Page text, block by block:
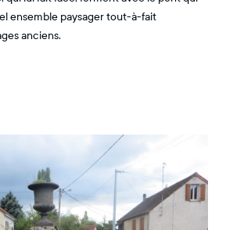
ensemble paysager tout-à-fait
anciens.